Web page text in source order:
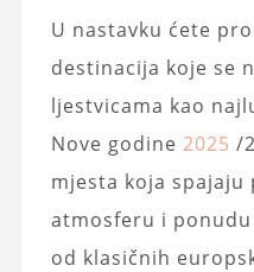
U nastavku ćete
destinacija koje se
ljestvicama kao
Nove godine 2025 /
mjesta koja
atmosferu i
od klasičnih